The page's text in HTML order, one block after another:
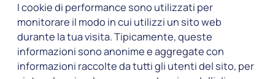
I cookie di performance sono utilizzati per
monitorare il modo in cui utilizzi un sito web
durante la tua visita. Tipicamente, queste
informazioni sono anonime e aggregate con
informazioni raccolte da tutti gli utenti del sito, per